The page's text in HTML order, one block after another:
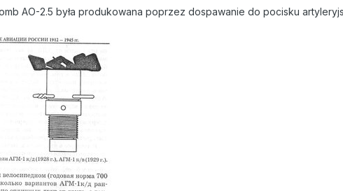
AO-2.5 była produkowana poprzez dospawanie do pocisku